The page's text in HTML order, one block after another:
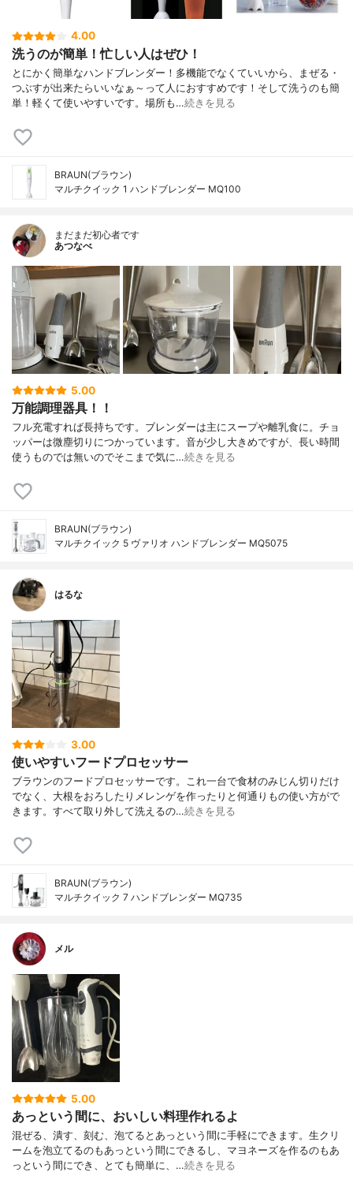
4.00
洗うのが簡単！忙しい人はぜひ！
とにかく簡単なハンドブレンダー！多機能でなくていいから、まぜる・
つぶすが出来たらいいなぁ～って人におすすめです！そして洗うのも簡
単！軽くて使いやすいです。場所も…続きを見る
BRAUN(ブラウン)
マルチクイック 1 ハンドブレンダー MQ100
まだまだ初心者です
あつなべ
5.00
万能調理器具！！
フル充電すれば長持ちです。ブレンダーは主にスープや離乳食に。チョ
ッパーは微塵切りにつかっています。音が少し大きめですが、長い時間
使うものでは無いのでそこまで気に…続きを見る
BRAUN(ブラウン)
マルチクイック 5 ヴァリオ ハンドブレンダー MQ5075
はるな
3.00
使いやすいフードプロセッサー
ブラウンのフードプロセッサーです。これ一台で食材のみじん切りだけ
でなく、大根をおろしたりメレンゲを作ったりと何通りもの使い方がで
きます。すべて取り外して洗えるの…続きを見る
BRAUN(ブラウン)
マルチクイック 7 ハンドブレンダー MQ735
メル
5.00
あっという間に、おいしい料理作れるよ
混ぜる、潰す、刻む、泡てるとあっという間に手軽にできます。生クリ
ームを泡立てるのもあっという間にできるし、マヨネーズを作るのもあ
っという間にでき、とても簡単に、…続きを見る